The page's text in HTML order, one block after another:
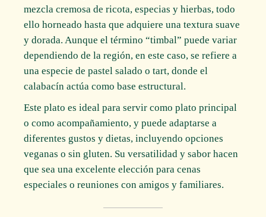
mezcla cremosa de ricota, especias y hierbas, todo
ello horneado hasta que adquiere una textura suave
y dorada. Aunque el término “timbal” puede variar
dependiendo de la región, en este caso, se refiere a
una especie de pastel salado o tart, donde el
calabacín actúa como base estructural.
Este plato es ideal para servir como plato principal
o como acompañamiento, y puede adaptarse a
diferentes gustos y dietas, incluyendo opciones
veganas o sin gluten. Su versatilidad y sabor hacen
que sea una excelente elección para cenas
especiales o reuniones con amigos y familiares.